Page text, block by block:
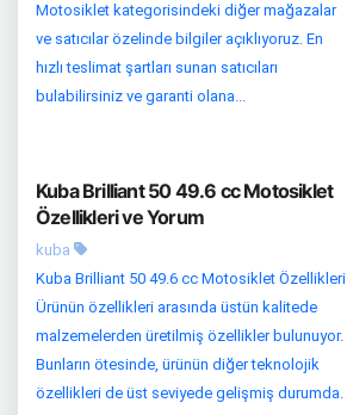
Motosiklet kategorisindeki diğer mağazalar
ve satıcılar özelinde bilgiler açıklıyoruz. En
hızlı teslimat şartları sunan satıcıları
bulabilirsiniz ve garanti olana...
Kuba Brilliant 50 49.6 cc Motosiklet
Özellikleri ve Yorum
kuba
Kuba Brilliant 50 49.6 cc Motosiklet Özellikleri
Ürünün özellikleri arasında üstün kalitede
malzemelerden üretilmiş özellikler bulunuyor.
Bunların ötesinde, ürünün diğer teknolojik
özellikleri de üst seviyede gelişmiş durumda.